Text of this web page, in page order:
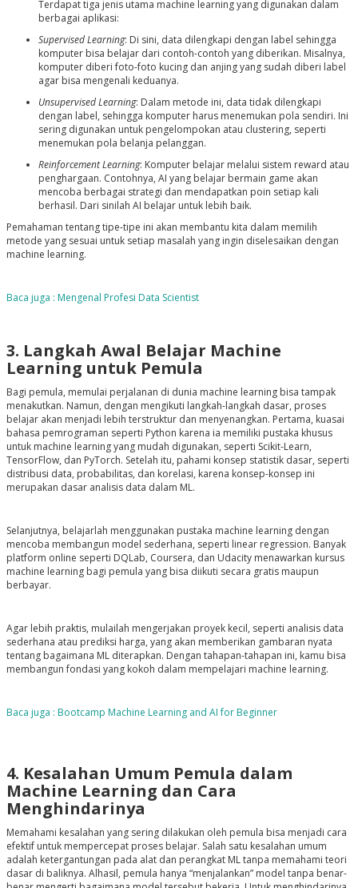
Terdapat tiga jenis utama machine learningyang digunakan dalam
berbagai aplikasi:
Supervised Learning: Di sini, data dilengkapi dengan label sehingga
komputer bisa belajar dari contoh-contoh yang diberikan. Misalnya,
komputer diberi foto-foto kucing dan anjing yang sudah diberi label
agar bisa mengenali keduanya.
Unsupervised Learning: Dalam metode ini, data tidak dilengkapi
dengan label, sehingga komputer harus menemukan pola sendiri. Ini
sering digunakan untuk pengelompokan atau clustering, seperti
menemukan pola belanja pelanggan.
Reinforcement Learning: Komputer belajar melalui sistem reward atau
penghargaan. Contohnya, AI yang belajar bermain game akan
mencoba berbagai strategi dan mendapatkan poin setiap kali
berhasil. Dari sinilah AI belajar untuk lebih baik.
Pemahaman tentang tipe-tipe ini akan membantu kita dalam memilih
metode yang sesuai untuk setiap masalah yang ingin diselesaikan dengan
machine learning.
Baca juga : Mengenal Profesi Data Scientist
3. Langkah Awal Belajar Machine
Learning untuk Pemula
Bagi pemula, memulai perjalanan di dunia machine learning bisa tampak
menakutkan. Namun, dengan mengikuti langkah-langkah dasar, proses
belajar akan menjadi lebih terstruktur dan menyenangkan. Pertama, kuasai
bahasa pemrograman seperti Python karena ia memiliki pustaka khusus
untuk machine learning yang mudah digunakan, seperti Scikit-Learn,
TensorFlow, dan PyTorch. Setelah itu, pahami konsep statistik dasar, seperti
distribusi data, probabilitas, dan korelasi, karena konsep-konsep ini
merupakan dasar analisis data dalam ML.
Selanjutnya, belajarlah menggunakan pustaka machine learning dengan
mencoba membangun model sederhana, seperti linear regression. Banyak
platform online seperti DQLab, Coursera, dan Udacity menawarkan kursus
machine learning bagi pemula yang bisa diikuti secara gratis maupun
berbayar.
Agar lebih praktis, mulailah mengerjakan proyek kecil, seperti analisis data
sederhana atau prediksi harga, yang akan memberikan gambaran nyata
tentang bagaimana ML diterapkan. Dengan tahapan-tahapan ini, kamu bisa
membangun fondasi yang kokoh dalam mempelajari machine learning.
Baca juga : Bootcamp Machine Learning and AI for Beginner
4. Kesalahan Umum Pemula dalam
Machine Learning dan Cara
Menghindarinya
Memahami kesalahan yang sering dilakukan oleh pemula bisa menjadi cara
efektif untuk mempercepat proses belajar. Salah satu kesalahan umum
adalah ketergantungan pada alat dan perangkat ML tanpa memahami teori
dasar di baliknya. Alhasil, pemula hanya “menjalankan” model tanpa benar-